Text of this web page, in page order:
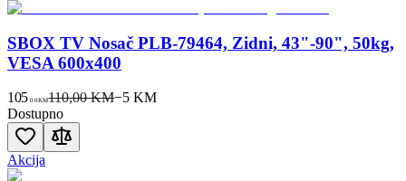
SBOX TV Nosač PLB-79464, Zidni, 43"-90", 50kg,
VESA 600x400
105 00KM110,00 KM−5 KM
Dostupno
Akcija